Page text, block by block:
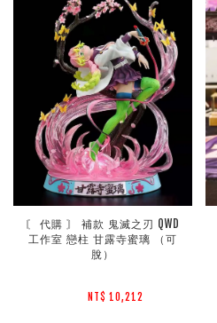
〘 代購 〙 補款 鬼滅之刃 QWD
工作室 戀柱 甘露寺蜜璃 （可
脫）
NT$ 10,212